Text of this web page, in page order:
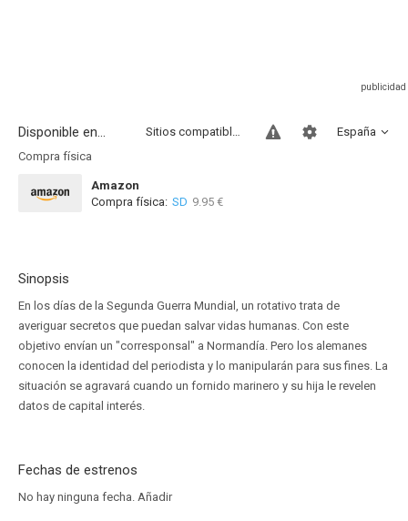
Disponible en... España
Sitios compatibles
Compra física
Amazon
Compra física: SD 9.95 €
Sinopsis
En los días de la Segunda Guerra Mundial, un rotativo trata de
averiguar secretos que puedan salvar vidas humanas. Con este
objetivo envían un "corresponsal" a Normandía. Pero los alemanes
conocen la identidad del periodista y lo manipularán para sus fines. La
situación se agravará cuando un fornido marinero y su hija le revelen
datos de capital interés.
Fechas de estrenos
No hay ninguna fecha. Añadir